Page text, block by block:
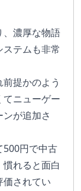
、濃厚な物語
テムも非常
提かのよう
ニューゲー
が追加さ
500円で中古
れると面白
価されてい